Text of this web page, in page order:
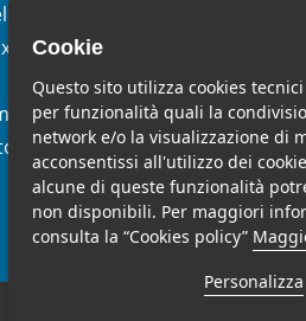
(+39) 06.99.33.19.10
info@studiomelchiorri.it
Web:www.stmelchiorri.it
Cookie
Questo sito utilizza cookies
per funzionalità quali la
network e/o la visualizzazione di
acconsentissi all'utilizzo dei
alcune di queste funzionalità
non disponibili. Per maggiori
consulta la “Cookies policy”
Personalizza